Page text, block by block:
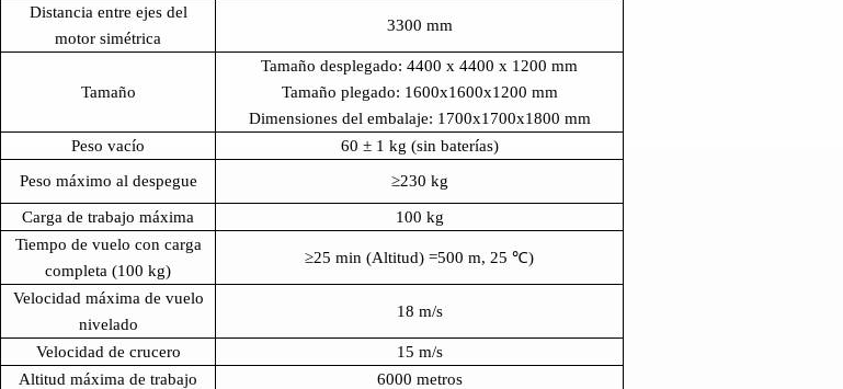
Distancia entre ejes del
motor simétrica
3300 mm
Tamaño
Tamaño desplegado: 4400 x 4400 x 1200 mm
Tamaño plegado: 1600x1600x1200 mm
Dimensiones del embalaje: 1700x1700x1800 mm
Peso vacío
60 ± 1 kg (sin baterías)
Peso máximo al despegue ≥230 kg
Carga de trabajo máxima 100 kg
Tiempo de vuelo con carga
completa (100 kg)
≥25 min (Altitud)=500 m, 25 ℃)
Velocidad máxima de vuelo
nivelado
18 m/s
Velocidad de crucero
15 m/s
Altitud máxima de trabajo
6000 metros